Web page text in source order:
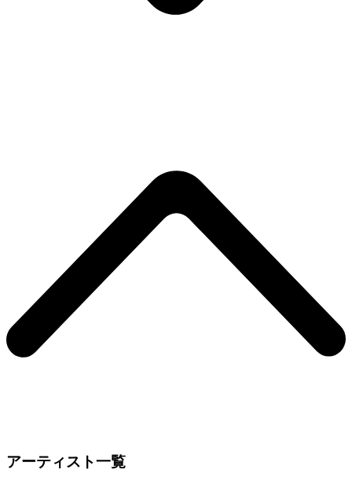
アーティスト一覧